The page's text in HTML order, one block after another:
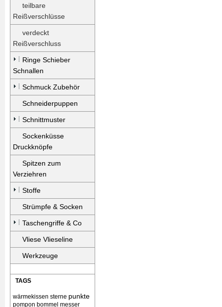
teilbare
Reißverschlüsse
verdeckt
Reißverschluss
Ringe Schieber
Schnallen
Schmuck Zubehör
Schneiderpuppen
Schnittmuster
Sockenküsse
Druckknöpfe
Spitzen zum
Verziehren
Stoffe
Strümpfe & Socken
Taschengriffe & Co
Vliese Vlieseline
Werkzeuge
TAGS
wärmekissen sterne punkte
pompon bommel messer